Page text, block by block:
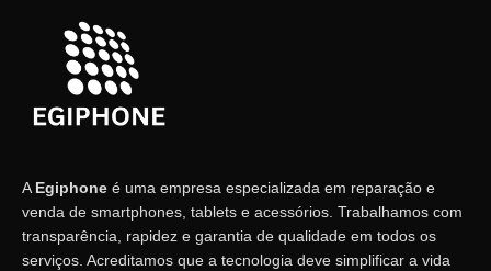
A Egiphone é uma empresa especializada em reparação e
venda de smartphones, tablets e acessórios. Trabalhamos com
transparência, rapidez e garantia de qualidade em todos os
serviços. Acreditamos que a tecnologia deve simplificar a vida